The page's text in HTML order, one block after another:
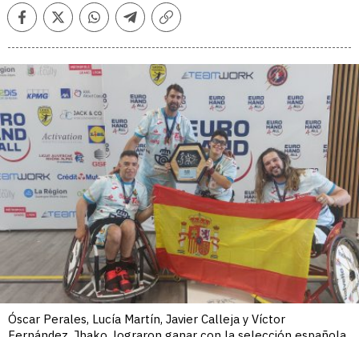
FacebookTwitterWhatsappTelegramCopiar
Óscar Perales, Lucía Martín, Javier Calleja y Víctor